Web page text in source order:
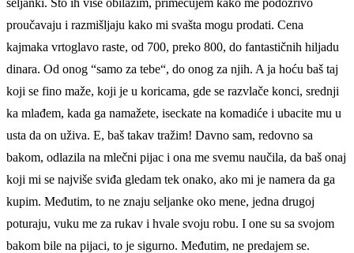
proučavaju i razmišljaju kako mi svašta mogu prodati. Cena
kajmaka vrtoglavo raste, od 700, preko 800, do fantastičnih hiljadu
dinara. Od onog “samo za tebe“, do onog za njih. A ja hoću baš taj
koji se fino maže, koji je u koricama, gde se razvlače konci, srednji
ka mlađem, kada ga namažete, iseckate na komadiće i ubacite mu u
usta da on uživa. E, baš takav tražim! Davno sam, redovno sa
bakom, odlazila na mlečni pijac i ona me svemu naučila, da baš onaj
koji mi se najviše sviđa gledam tek onako, ako mi je namera da ga
kupim. Međutim, to ne znaju seljanke oko mene, jedna drugoj
poturaju, vuku me za rukav i hvale svoju robu. I one su sa svojom
bakom bile na pijaci, to je sigurno. Međutim, ne predajem se.